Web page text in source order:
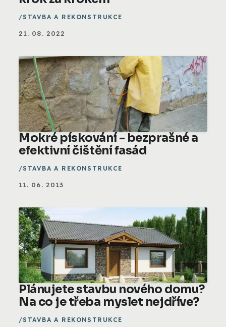
STAVBA A REKONSTRUKCE
21. 08. 2022
Mokré pískování - bezprašné a
efektivní čištění fasád
STAVBA A REKONSTRUKCE
11. 06. 2013
Plánujete stavbu nového domu?
Na co je třeba myslet nejdříve?
STAVBA A REKONSTRUKCE